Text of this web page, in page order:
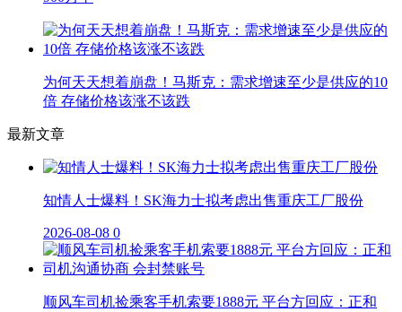
为何天天想着崩盘！马斯克：需求增速至少是供应的10
倍 存储价格该涨不该跌
最新文章
知情人士爆料！SK海力士拟考虑出售重庆工厂股份
2026-08-08 0
顺风车司机捡乘客手机索要1888元 平台方回应：正和